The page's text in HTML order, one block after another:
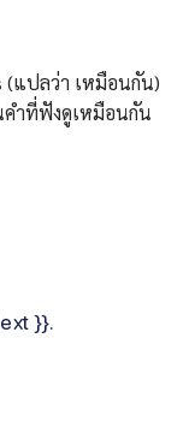
(แปลว่า เหมือนกัน)
คำที่ฟังดูเหมือนกัน
}}.